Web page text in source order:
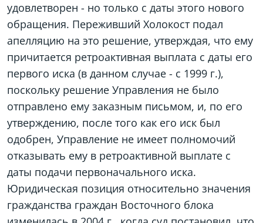
удовлетворен - но только с даты этого нового
обращения. Переживший Холокост подал
апелляцию на это решение, утверждая, что ему
причитается ретроактивная выплата с даты его
первого иска (в данном случае - с 1999 г.),
поскольку решение Управления не было
отправлено ему заказным письмом, и, по его
утверждению, после того как его иск был
одобрен, Управление не имеет полномочий
отказывать ему в ретроактивной выплате с
даты подачи первоначального иска.
Юридическая позиция относительно значения
гражданства граждан Восточного блока